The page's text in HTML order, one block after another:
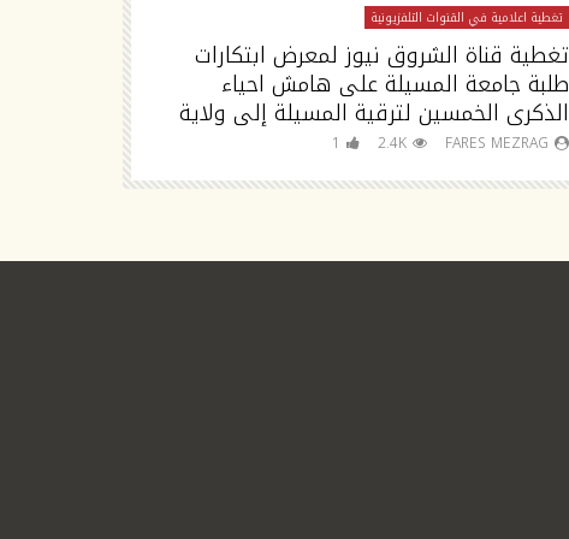
تغطية اعلامية في القنوات التلفزيونية
تغطية قناة الشروق نيوز لمعرض ابتكارات
طلبة جامعة المسيلة على هامش احياء
الذكرى الخمسين لترقية المسيلة إلى ولاية
FARES MEZRAG
2.4K
1